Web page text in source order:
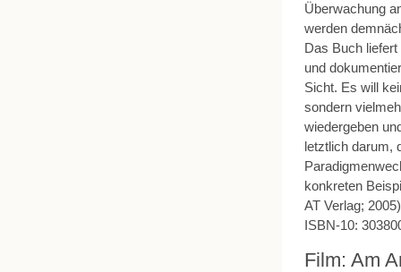
Überwachung
werden
Das Buch
und
Sicht. Es will
sondern
wiedergeben
letztlich darum,
konkreten
AT Verlag; 2005)
ISBN-10:
Film: Am